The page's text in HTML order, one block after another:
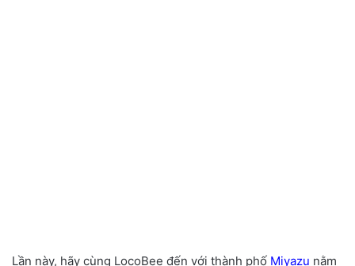
Lần này, hãy cùng LocoBee đến với thành phố Miyazu nằm